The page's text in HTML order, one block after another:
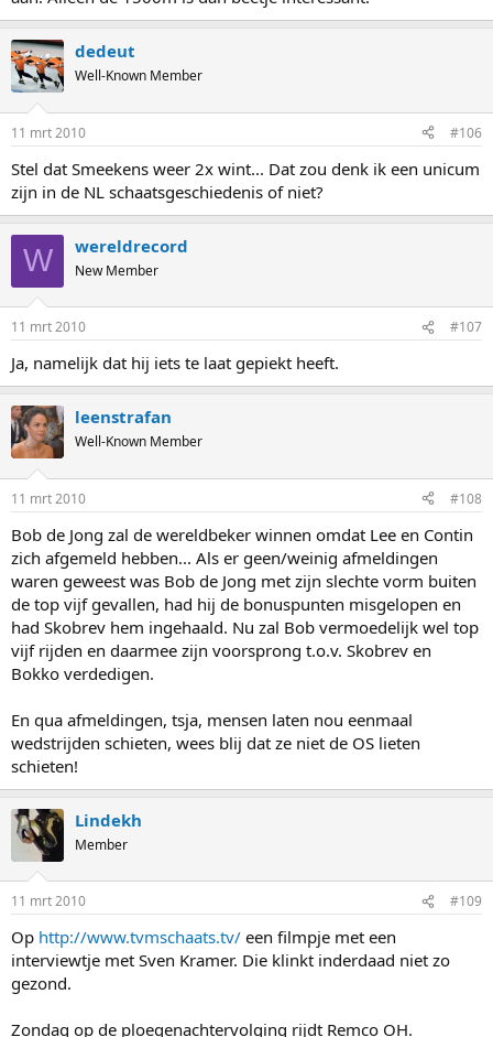
dedeut
Well-Known Member
11 mrt 2010 #106
Stel dat Smeekens weer 2x wint... Dat zou denk ik een unicum
zijn in de NL schaatsgeschiedenis of niet?
W wereldrecord
New Member
11 mrt 2010 #107
Ja, namelijk dat hij iets te laat gepiekt heeft.
leenstrafan
Well-Known Member
11 mrt 2010 #108
Bob de Jong zal de wereldbeker winnen omdat Lee en Contin
zich afgemeld hebben... Als er geen/weinig afmeldingen
waren geweest was Bob de Jong met zijn slechte vorm buiten
de top vijf gevallen, had hij de bonuspunten misgelopen en
had Skobrev hem ingehaald. Nu zal Bob vermoedelijk wel top
vijf rijden en daarmee zijn voorsprong t.o.v. Skobrev en
Bokko verdedigen.
En qua afmeldingen, tsja, mensen laten nou eenmaal
wedstrijden schieten, wees blij dat ze niet de OS lieten
schieten!
Lindekh
Member
11 mrt 2010 #109
Op http://www.tvmschaats.tv/ een filmpje met een
interviewtje met Sven Kramer. Die klinkt inderdaad niet zo
gezond.
Zondag op de ploegenachtervolging rijdt Remco OH.